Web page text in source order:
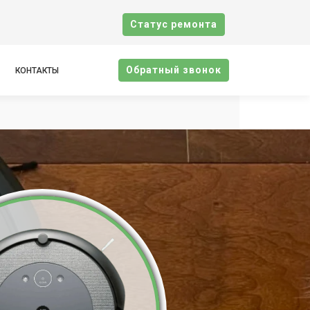
Cтатус ремонта
КОНТАКТЫ Oбратный звонок